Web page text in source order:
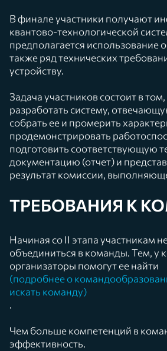
В финале участники получают
квантово-технологической
предполагается использование
также ряд технических
устройству.
Задача участников состоит в
разработать систему,
собрать ее и промерить
продемонстрировать
подготовить соответствующую
документацию (отчет) и
результат комиссии,
ТРЕБОВАНИЯ К
Начиная со II этапа участникам
объединиться в команды. Тем, у
организаторы помогут ее найти
(подробнее о
искать команду)
.
Чем больше компетенций в
эффективность.